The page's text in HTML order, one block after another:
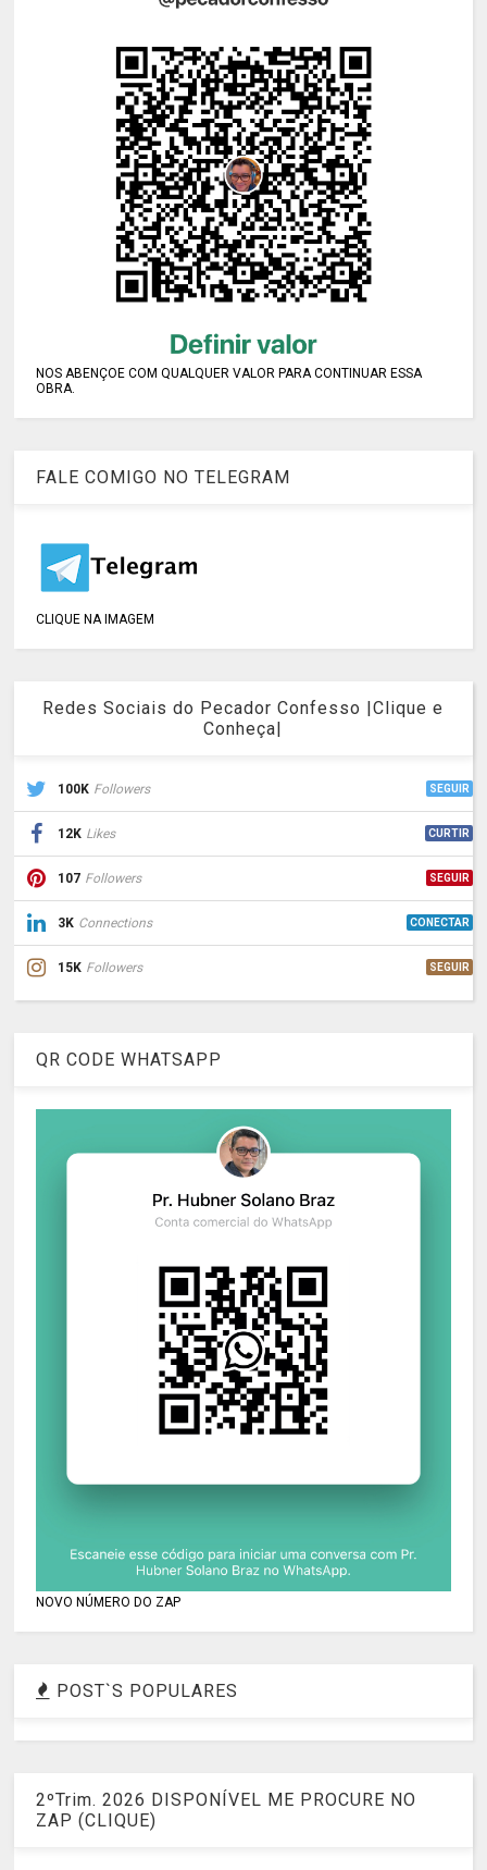
NOS ABENÇOE COM QUALQUER VALOR PARA CONTINUAR ESSA
OBRA.
FALE COMIGO NO TELEGRAM
CLIQUE NA IMAGEM
Redes Sociais do Pecador Confesso |Clique e
Conheça|
100K Followers SEGUIR
12K Likes CURTIR
107 Followers SEGUIR
3K Connections CONECTAR
15K Followers SEGUIR
QR CODE WHATSAPP
NOVO NÚMERO DO ZAP
POST`S POPULARES
2ºTrim. 2026 DISPONÍVEL ME PROCURE NO
ZAP (CLIQUE)